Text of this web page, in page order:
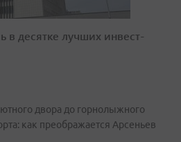
в десятке лучших инвест-
двора до горнолыжного
как преображается Арсеньев